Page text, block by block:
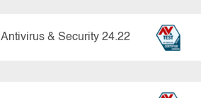
Antivirus & Security 24.22